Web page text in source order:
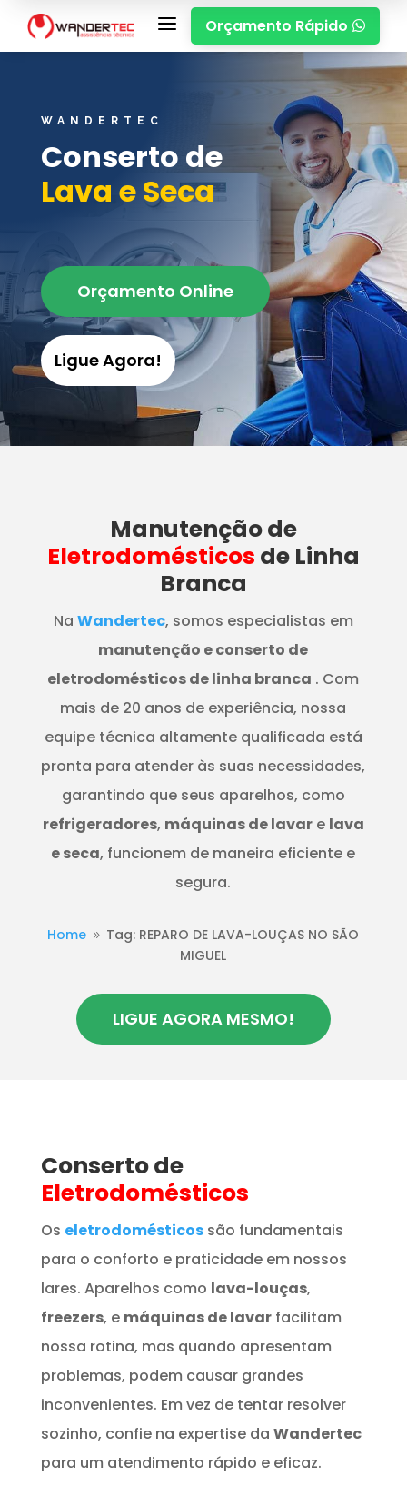
a Orçamento Rápido 
WANDERTEC
Conserto de
Lava e Seca
Orçamento Online
Ligue Agora!
Manutençãode
Eletrodomésticos de Linha
Branca
Na Wandertec, somos especialistas em
manutenção e conserto de
eletrodomésticos de linha branca . Com
mais de 20 anos de experiência, nossa
equipe técnica altamente qualificada está
pronta para atender às suas necessidades,
garantindo que seus aparelhos, como
refrigeradores, máquinas de lavare lava
e seca, funcionem de maneira eficiente e
segura.
Home 9 Tag: REPARO DE LAVA-LOUÇAS NO SÃO
MIGUEL
LIGUE AGORA MESMO!
Conserto de
Eletrodomésticos
Os eletrodomésticos são fundamentais
para o conforto e praticidade em nossos
lares. Aparelhos como lava-louças,
freezers, e máquinas de lavarfacilitam
nossa rotina, mas quando apresentam
problemas, podem causar grandes
inconvenientes. Em vez de tentar resolver
sozinho, confie na expertise da Wandertec
para um atendimento rápido e eficaz.